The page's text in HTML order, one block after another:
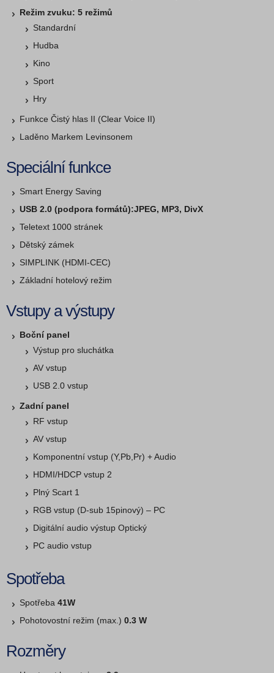
Režim zvuku: 5 režimů
Standardní
Hudba
Kino
Sport
Hry
Funkce Čistý hlas II (Clear Voice II)
Laděno Markem Levinsonem
Speciální funkce
Smart Energy Saving
USB 2.0 (podpora formátů):JPEG, MP3, DivX
Teletext 1000 stránek
Dětský zámek
SIMPLINK (HDMI-CEC)
Základní hotelový režim
Vstupy a výstupy
Boční panel
Výstup pro sluchátka
AV vstup
USB 2.0 vstup
Zadní panel
RF vstup
AV vstup
Komponentní vstup (Y,Pb,Pr) + Audio
HDMI/HDCP vstup 2
Plný Scart 1
RGB vstup (D-sub 15pinový) – PC
Digitální audio výstup Optický
PC audio vstup
Spotřeba
Spotřeba 41W
Pohotovostní režim (max.) 0.3 W
Rozměry